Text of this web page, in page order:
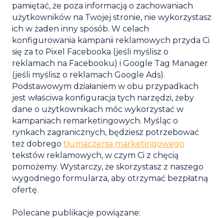
pamiętać, że poza informacją o zachowaniach
użytkowników na Twojej stronie, nie wykorzystasz
ich w żaden inny sposób. W celach
konfigurowania kampanii reklamowych przyda Ci
się za to Pixel Facebooka (jeśli myślisz o
reklamach na Facebooku) i Google Tag Manager
(jeśli myślisz o reklamach Google Ads).
Podstawowym działaniem w obu przypadkach
jest właściwa konfiguracja tych narzędzi, żeby
dane o użytkownikach móc wykorzystać w
kampaniach remarketingowych. Myśląc o
rynkach zagranicznych, będziesz potrzebować
też dobrego tłumaczenia marketingowego
tekstów reklamowych, w czym Ci z chęcią
pomożemy. Wystarczy, że skorzystasz z naszego
wygodnego formularza, aby otrzymać bezpłatną
ofertę.
Polecane publikacje powiązane: